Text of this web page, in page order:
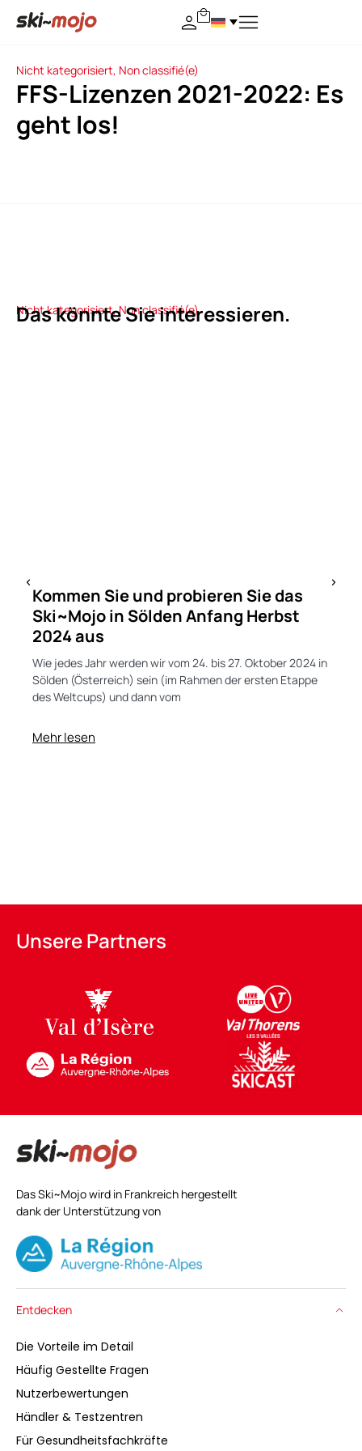
Nicht kategorisiert, Non classifié(e)
FFS-Lizenzen 2021-2022: Es
geht los!
Nicht kategorisiert,Non classifié(e)
Das könnte Sie interessieren.
Kommen Sie und probieren Sie das
Ski~Mojo in Sölden Anfang Herbst
2024 aus
Wie jedes Jahr werden wir vom 24. bis 27. Oktober 2024 in
Sölden (Österreich) sein (im Rahmen der ersten Etappe
des Weltcups) und dann vom
Mehr lesen
Unsere Partners
Das Ski~Mojo wird in Frankreich hergestellt
dank der Unterstützung von
Entdecken
Die Vorteile im Detail
Häufig Gestellte Fragen
Nutzerbewertungen
Händler & Testzentren
Für Gesundheitsfachkräfte